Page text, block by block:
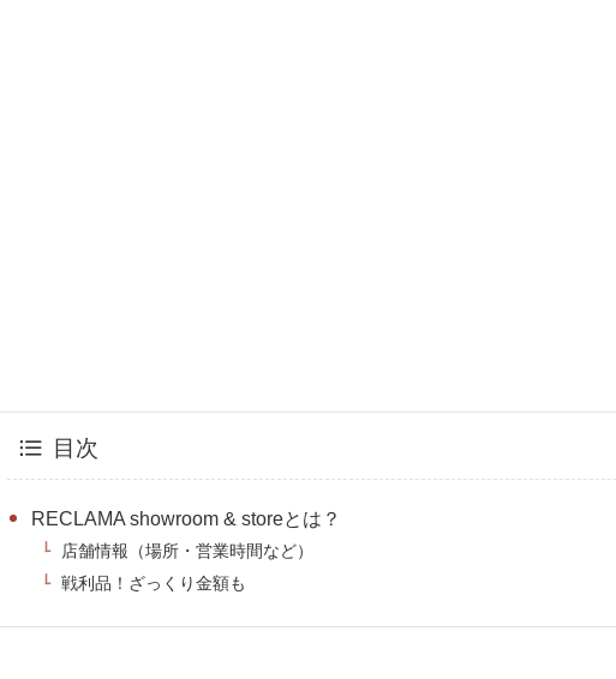
目次
RECLAMA showroom & storeとは？
店舗情報（場所・営業時間など）
戦利品！ざっくり金額も